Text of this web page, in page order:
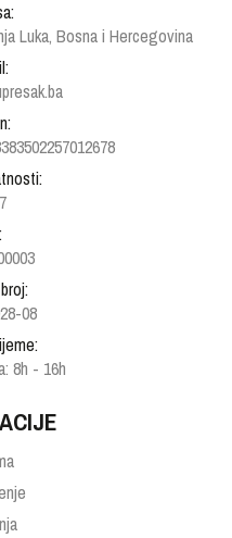
Luka, Bosna i Hercegovina
08
8h - 16h